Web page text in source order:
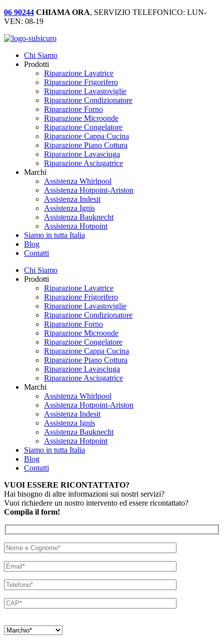
06 90244 CHIAMA ORA, SERVIZIO TELEFONICO: LUN-
VEN: 08-19
Chi Siamo
Prodotti
Riparazione Lavatrice
Riparazione Frigorifero
Riparazione Lavastoviglie
Riparazione Condizionatore
Riparazione Forno
Riparazione Microonde
Riparazione Congelatore
Riparazione Cappa Cucina
Riparazione Piano Cottura
Riparazione Lavasciuga
Riparazione Asciugatrice
Marchi
Assistenza Whirlpool
Assistenza Hotpoint-Ariston
Assistenza Indesit
Assistenza Ignis
Assistenza Bauknecht
Assistenza Hotpoint
Siamo in tutta Italia
Blog
Contatti
Chi Siamo
Prodotti
Riparazione Lavatrice
Riparazione Frigorifero
Riparazione Lavastoviglie
Riparazione Condizionatore
Riparazione Forno
Riparazione Microonde
Riparazione Congelatore
Riparazione Cappa Cucina
Riparazione Piano Cottura
Riparazione Lavasciuga
Riparazione Asciugatrice
Marchi
Assistenza Whirlpool
Assistenza Hotpoint-Ariston
Assistenza Indesit
Assistenza Ignis
Assistenza Bauknecht
Assistenza Hotpoint
Siamo in tutta Italia
Blog
Contatti
VUOI ESSERE RICONTATTATO?
Hai bisogno di altre informazioni sui nostri servizi?
Vuoi richiedere un nostro intervento ed essere ricontattato?
Compila il form!